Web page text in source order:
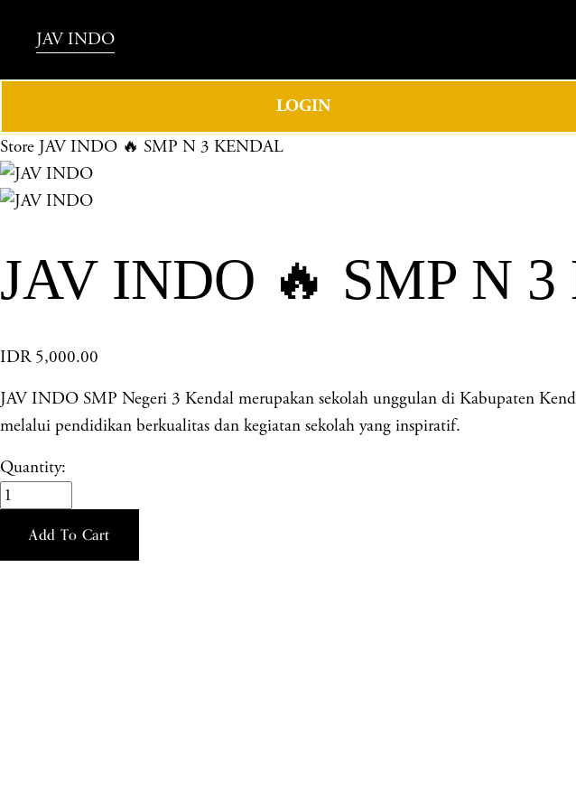
JAV INDO
LOGIN
Store JAV INDO 🔥 SMP N 3 KENDAL
JAV INDO 🔥 SMP N
IDR 5,000.00
JAV INDO SMP Negeri 3 Kendal merupakan sekolah unggulan di Kabupaten
melalui pendidikan berkualitas dan kegiatan sekolah yang inspiratif.
Quantity:
Add To Cart